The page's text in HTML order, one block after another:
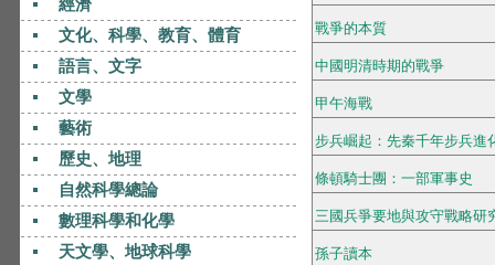
經濟
文化、科學、教育、體育
語言、文字
文學
藝術
歷史、地理
自然科學總論
數理科學和化學
天文學、地球科學
戰爭的本質
中國明清時期的戰爭
甲午海戰
步兵崛起：先秦千年步兵進
條頓騎士團：一部軍事史
三國兵爭要地與攻守戰略研
孫子讀本